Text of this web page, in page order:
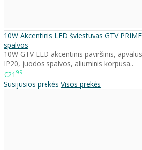
10W Akcentinis LED šviestuvas GTV
spalvos
10W GTV LED akcentinis paviršinis,
IP20, juodos spalvos, aliuminis korpusa..
€21 99
Susijusios prekės Visos prekės